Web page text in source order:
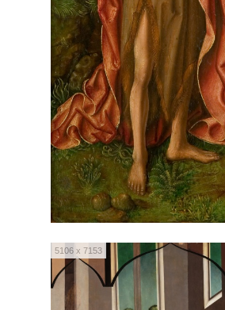
5106 x 7153